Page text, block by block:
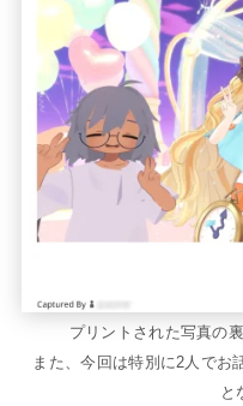
プリントされた写真の
また、今回は特別に2人でお
と